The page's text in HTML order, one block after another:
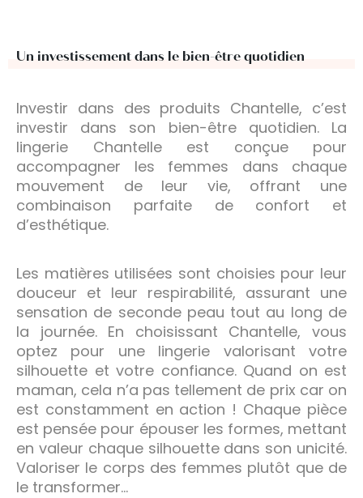
Un investissement dans le bien-être quotidien
Investir dans des produits Chantelle, c’est
investir dans son bien-être quotidien. La
lingerie Chantelle est conçue pour
accompagner les femmes dans chaque
mouvement de leur vie, offrant une
combinaison parfaite de confort et
d’esthétique.
Les matières utilisées sont choisies pour leur
douceur et leur respirabilité, assurant une
sensation de seconde peau tout au long de
la journée. En choisissant Chantelle, vous
optez pour une lingerie valorisant votre
silhouette et votre confiance. Quand on est
maman, cela n’a pas tellement de prix car on
est constamment en action ! Chaque pièce
est pensée pour épouser les formes, mettant
en valeur chaque silhouette dans son unicité.
Valoriser le corps des femmes plutôt que de
le transformer…